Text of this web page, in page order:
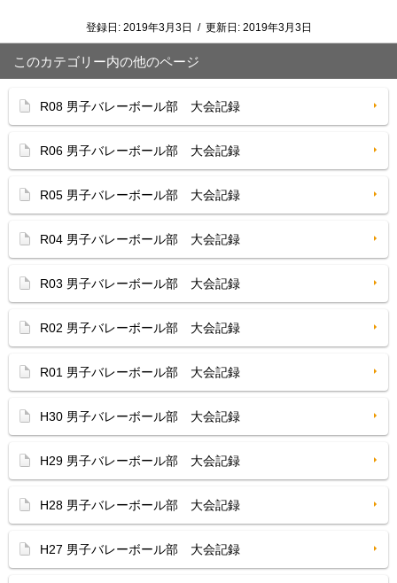
登録日: 2019年3月3日 / 更新日: 2019年3月3日
このカテゴリー内の他のページ
R08 男子バレーボール部 大会記録
R06 男子バレーボール部 大会記録
R05 男子バレーボール部 大会記録
R04 男子バレーボール部 大会記録
R03 男子バレーボール部 大会記録
R02 男子バレーボール部 大会記録
R01 男子バレーボール部 大会記録
H30 男子バレーボール部 大会記録
H29 男子バレーボール部 大会記録
H28 男子バレーボール部 大会記録
H27 男子バレーボール部 大会記録